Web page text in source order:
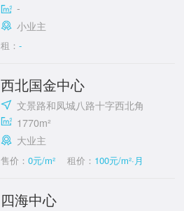
-
小业主
租：-
西北国金中心
文景路和凤城八路十字西北角
1770m²
大业主
售价：0元/m² 租价： 100元/m²·月
四海中心